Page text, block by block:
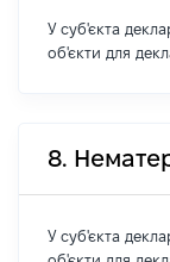
У суб'єкта
об'єкти для
8.
У суб'єкта